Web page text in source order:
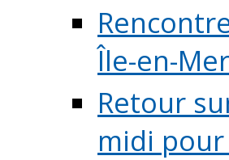
Île-en-Mer
Retour
midi pour